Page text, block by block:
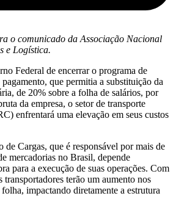
o comunicado da Associação Nacional
e Logística.
Federal de encerrar o programa de
que permitia a substituição da
de 20% sobre a folha de salários, por
da empresa, o setor de transporte
enfrentará uma elevação em seus custos
Cargas, que é responsável por mais de
mercadorias no Brasil, depende
para a execução de suas operações. Com
transportadores terão um aumento nos
impactando diretamente a estrutura